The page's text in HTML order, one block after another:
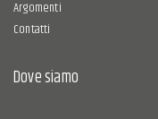
Argomenti
Contatti
Dove siamo